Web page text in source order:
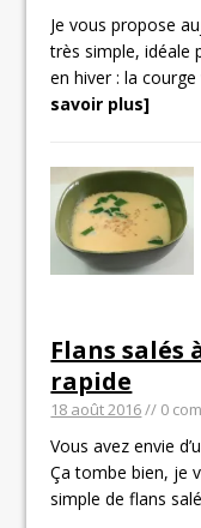
Je vous propose
très simple, idéale
en hiver : la
savoir plus]
Flans salés
rapide
18 août 2016// 0
Vous avez envie
Ça tombe bien, je
simple de flans